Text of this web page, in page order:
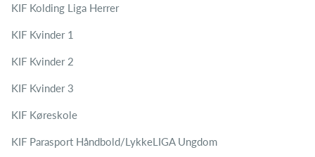
KIF Kolding Liga Herrer
KIF Kvinder 1
KIF Kvinder 2
KIF Kvinder 3
KIF Køreskole
KIF Parasport Håndbold/LykkeLIGA Ungdom